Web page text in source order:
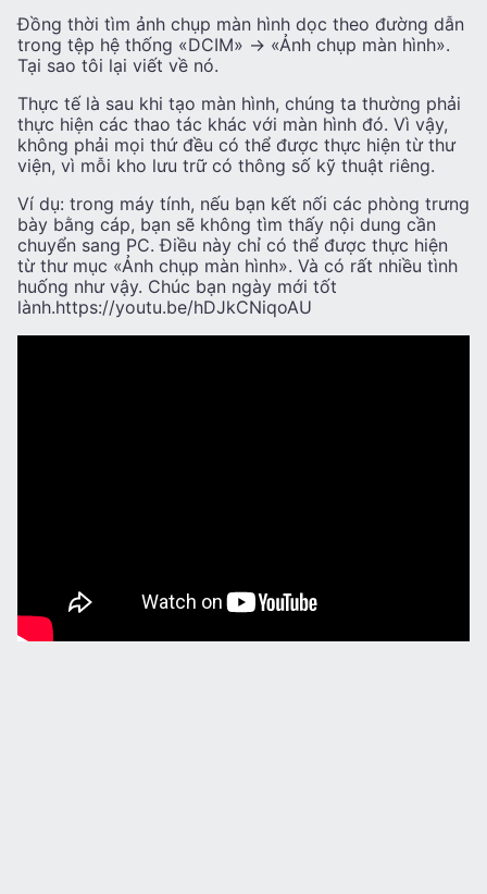
Đồng thời tìm ảnh chụp màn hình dọc theo đường dẫn
trong tệp hệ thống «DCIM» -> «Ảnh chụp màn hình».
Tại sao tôi lại viết về nó.
Thực tế là sau khi tạo màn hình, chúng ta thường phải
thực hiện các thao tác khác với màn hình đó. Vì vậy,
không phải mọi thứ đều có thể được thực hiện từ thư
viện, vì mỗi kho lưu trữ có thông số kỹ thuật riêng.
Ví dụ: trong máy tính, nếu bạn kết nối các phòng trưng
bày bằng cáp, bạn sẽ không tìm thấy nội dung cần
chuyển sang PC. Điều này chỉ có thể được thực hiện
từ thư mục «Ảnh chụp màn hình». Và có rất nhiều tình
huống như vậy. Chúc bạn ngày mới tốt
lành.https://youtu.be/hDJkCNiqoAU